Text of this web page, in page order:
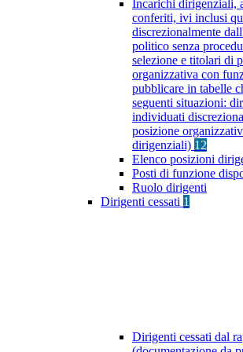
Incarichi dirigenziali,
conferiti, ivi inclusi
discrezionalmente
politico senza
selezione e titolari di
organizzativa con
pubblicare in tabelle
seguenti situazioni:
individuati
posizione
dirigenziali) 12
Elenco posizioni
Posti di funzione
Ruolo dirigenti
Dirigenti cessati 1
Dirigenti cessati dal